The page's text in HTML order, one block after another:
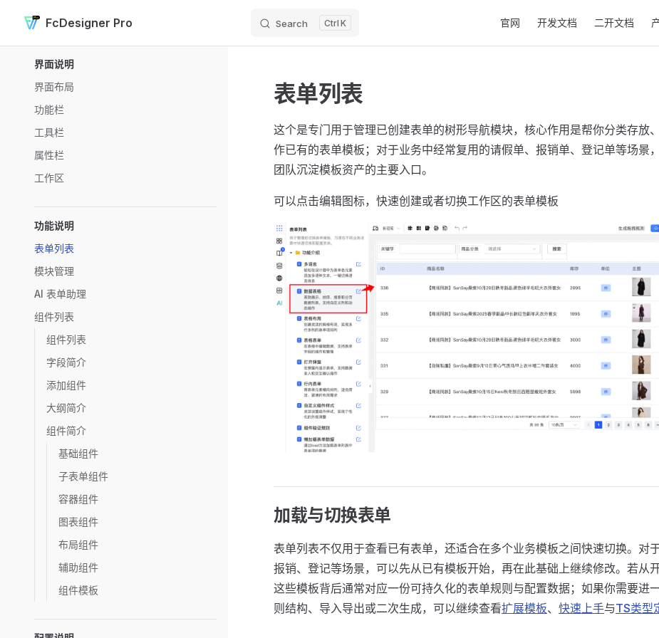
Skip to content
FcDesigner Pro Search K 官网 开发文档 二开文档
界面说明
界面布局
功能栏
工具栏
属性栏
工作区
功能说明
表单列表
模块管理
AI 表单助理
组件列表
组件列表
字段简介
添加组件
大纲简介
组件简介
基础组件
子表单组件
容器组件
图表组件
布局组件
辅助组件
组件模板
表单列表
这个是专门用于管理已创建表单的树形导航模块，核心作用是帮你分类存放
作已有的表单模板；对于业务中经常复用的请假单、报销单、登记单等场景
团队沉淀模板资产的主要入口。
可以点击编辑图标，快速创建或者切换工作区的表单模板
加载与切换表单
表单列表不仅用于查看已有表单，还适合在多个业务模板之间快速切换。对于
报销、登记等场景，可以先从已有模板开始，再在此基础上继续修改。若从开
这些模板背后通常对应一份可持久化的表单规则与配置数据；如果你需要进
则结构、导入导出或二次生成，可以继续查看扩展模板、 快速上手与TS类型